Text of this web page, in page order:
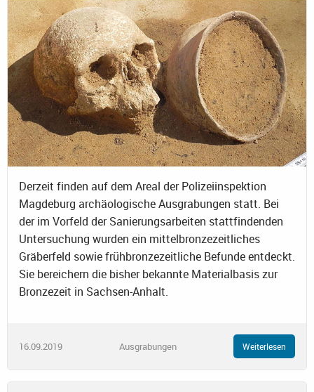
Derzeit finden auf dem Areal der Polizeiinspektion
Magdeburg archäologische Ausgrabungen statt. Bei
der im Vorfeld der Sanierungsarbeiten stattfindenden
Untersuchung wurden ein mittelbronzezeitliches
Gräberfeld sowie frühbronzezeitliche Befunde entdeckt.
Sie bereichern die bisher bekannte Materialbasis zur
Bronzezeit in Sachsen-Anhalt.
16.09.2019 Ausgrabungen Weiterlesen